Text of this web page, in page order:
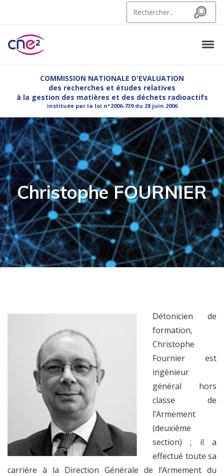
Search
CNE2
COMMISSION NATIONALE D'EVALUATION
des recherches et études relatives
à la gestion des matières et des déchets radioactifs
instituée par la loi n°2006-739 du 28 juin 2006
Christophe FOURNIER
Détonicien de
formation,
Christophe
Fournier est
ingénieur
général hors
classe de
l’Armement
(deuxième
section) ; il a
effectué toute sa
carrière à la Direction Générale de l’Armement du